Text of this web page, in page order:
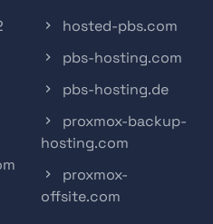
hosted-pbs.com
pbs-hosting.com
pbs-hosting.de
proxmox-backup-
hosting.com
proxmox-
offsite.com